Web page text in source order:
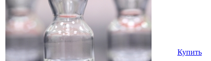
Купить